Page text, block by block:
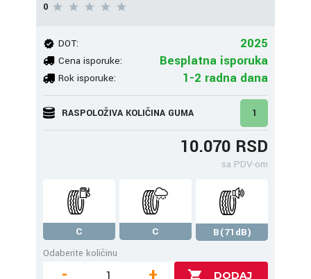
0
DOT: 2025
Cena isporuke: Besplatna isporuka
Rok isporuke: 1-2 radna dana
RASPOLOŽIVA KOLIČINA GUMA 1
10.070 RSD
sa PDV-om
C C
B(71dB)
Odaberite količinu